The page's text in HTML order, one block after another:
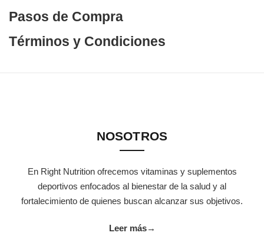
Pasos de Compra
Términos y Condiciones
NOSOTROS
En Right Nutrition ofrecemos vitaminas y suplementos
deportivos enfocados al bienestar de la salud y al
fortalecimiento de quienes buscan alcanzar sus objetivos.
Leer más→